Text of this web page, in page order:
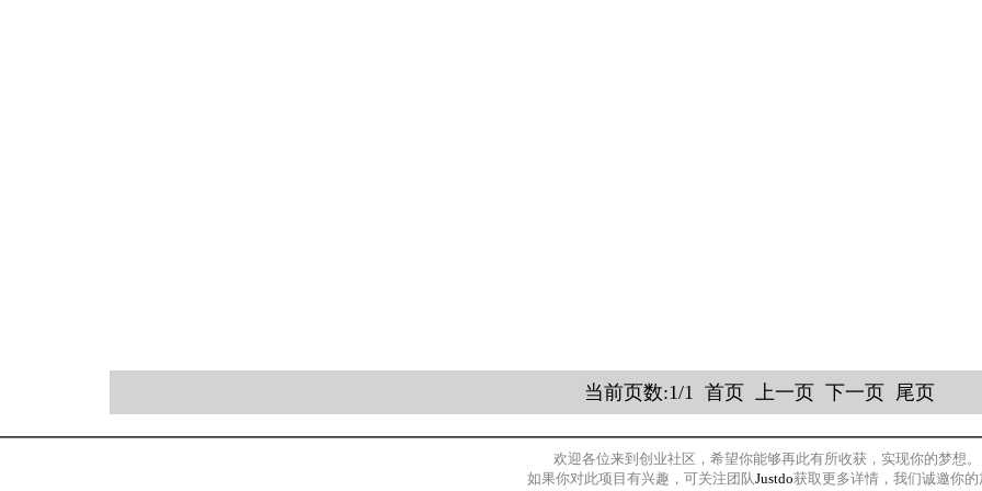
欢迎各位来到创业社区，希望你能够再此有所收获，实现你的梦想。
如果你对此项目有兴趣，可关注团队Justdo获取更多详情，我们诚邀你的